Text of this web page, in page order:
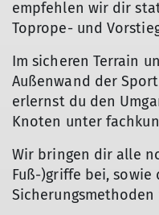
empfehlen wir dir
Toprope- und
Im sicheren Terrain
Außenwand der
erlernst du den
Knoten unter
Wir bringen dir alle
Fuß-)griffe bei, sowie